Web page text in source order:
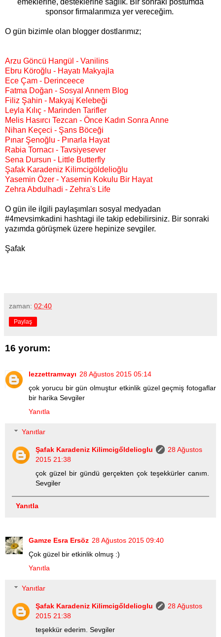
emeklerine, desteklerine sağlık. Bir sonraki postumda
sponsor firmalarımıza yer vereceğim.
O gün bizimle olan blogger dostlarımız;
Arzu Göncü Hangül - Vanilins
Ebru Köroğlu - Hayatı Makyajla
Ece Çam - Derinceece
Fatma Doğan - Sosyal Annem Blog
Filiz Şahin - Makyaj Kelebeği
Leyla Kılıç - Marinden Tarifler
Melis Hasırcı Tezcan - Önce Kadın Sonra Anne
Nihan Keçeci - Şans Böceği
Pınar Şenoğlu - Pınarla Hayat
Rabia Tornacı - Tavsiyesever
Sena Dursun - Little Butterfly
Şafak Karadeniz Kilimcigöldelioğlu
Yasemin Özer - Yasemin Kokulu Bir Hayat
Zehra Abdulhadi - Zehra's Life
O gün ile ilgili paylaşımları sosyal medyadan
#4mevsimkadini hashtagi ile takip edebilirsiniz. Bir sonraki
yazımda görüşmek üzere hepinize sevgiler.
Şafak
zaman: 02:40
Paylaş
16 yorum:
lezzettramvayı 28 Ağustos 2015 05:14
çok yorucu bir gün olmuştur etkinlik güzel geçmiş fotogaflar
bir harika Sevgiler
Yanıtla
Yanıtlar
Şafak Karadeniz Kilimcigőldelioglu
28 Ağustos
2015 21:38
çok güzel bir gündü gerçekten çok teşekkürler canım.
Sevgiler
Yanıtla
Gamze Esra Ersöz 28 Ağustos 2015 09:40
Çok güzel bir etkinlik olmuş :)
Yanıtla
Yanıtlar
Şafak Karadeniz Kilimcigőldelioglu
28 Ağustos
2015 21:38
teşekkür ederim. Sevgiler